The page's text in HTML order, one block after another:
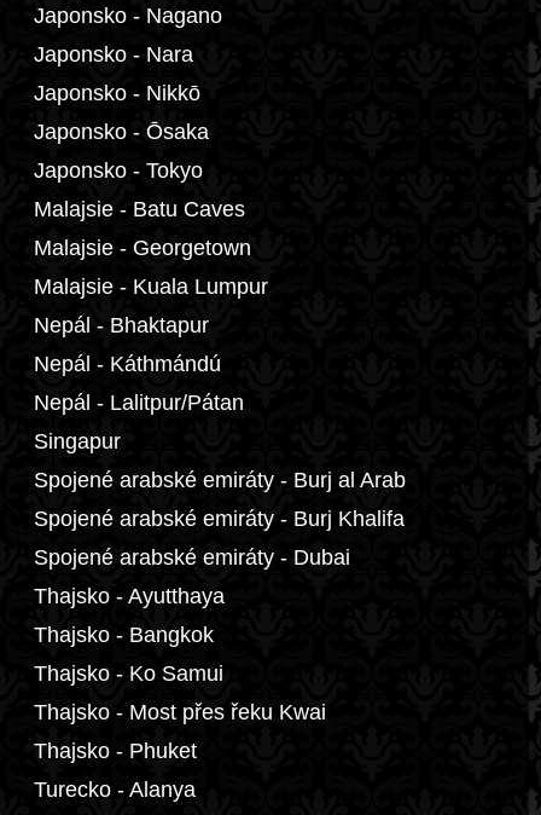
Japonsko - Nagano
Japonsko - Nara
Japonsko - Nikkō
Japonsko - Ōsaka
Japonsko - Tokyo
Malajsie - Batu Caves
Malajsie - Georgetown
Malajsie - Kuala Lumpur
Nepál - Bhaktapur
Nepál - Káthmándú
Nepál - Lalitpur/Pátan
Singapur
Spojené arabské emiráty - Burj al Arab
Spojené arabské emiráty - Burj Khalifa
Spojené arabské emiráty - Dubai
Thajsko - Ayutthaya
Thajsko - Bangkok
Thajsko - Ko Samui
Thajsko - Most přes řeku Kwai
Thajsko - Phuket
Turecko - Alanya